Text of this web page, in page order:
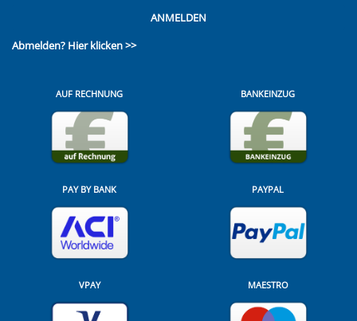
ANMELDEN
Abmelden? Hier klicken >>
AUF RECHNUNG BANKEINZUG
PAY BY BANK PAYPAL
VPAY MAESTRO